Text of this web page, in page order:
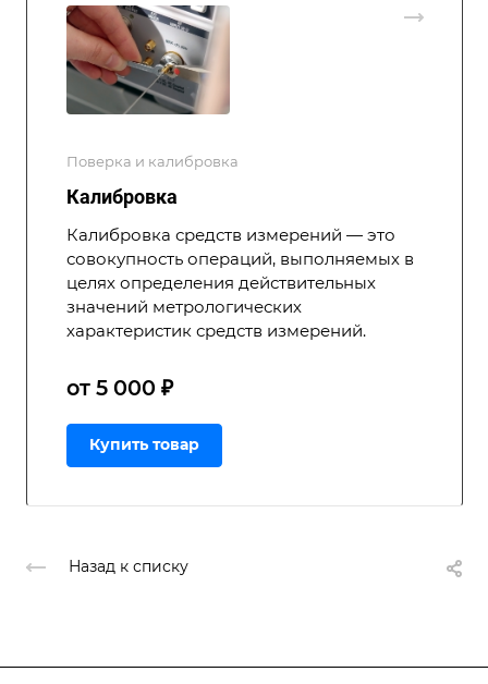
Поверка и калибровка
Калибровка
Калибровка средств измерений — это
совокупность операций, выполняемых в
целях определения действительных
значений метрологических
характеристик средств измерений.
от 5 000 ₽
Купить товар
Назад к списку